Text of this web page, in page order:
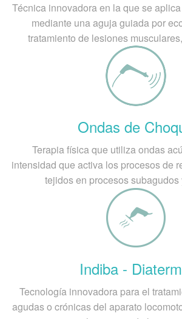
Técnica innovadora en la que se
mediante una aguja guiada por
tratamiento de lesiones
Ondas de
Terapia física que utiliza ondas
intensidad que activa los procesos de
tejidos en procesos subagudos
Indiba -
Tecnología innovadora para el
agudas o crónicas del aparato